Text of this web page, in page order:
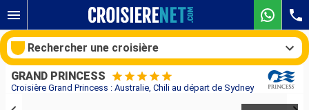
Croisière Grand Princess : Australie, Chili au départ de Sydney
GRAND PRINCESS
Rechercher une croisière